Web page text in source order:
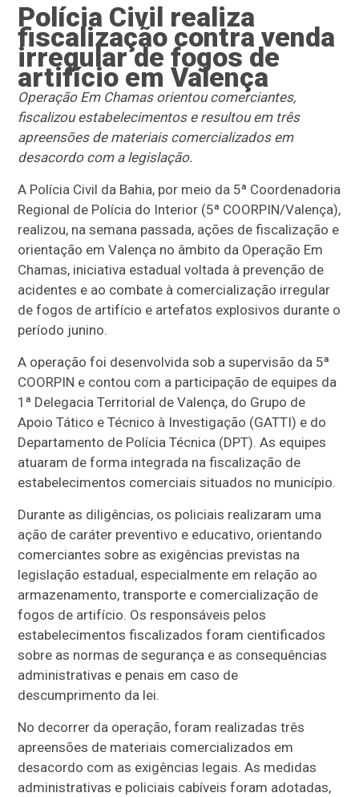
Polícia Civil realiza
fiscalização contra venda
irregular de fogos de
artifício em Valença
Operação Em Chamas orientou comerciantes,
fiscalizou estabelecimentos e resultou em três
apreensões de materiais comercializados em
desacordo com a legislação.
A Polícia Civil da Bahia, por meio da 5ª Coordenadoria
Regional de Polícia do Interior (5ª COORPIN/Valença),
realizou, na semana passada, ações de fiscalização e
orientação em Valença no âmbito da Operação Em
Chamas, iniciativa estadual voltada à prevenção de
acidentes e ao combate à comercialização irregular
de fogos de artifício e artefatos explosivos durante o
período junino.
A operação foi desenvolvida sob a supervisão da 5ª
COORPIN e contou com a participação de equipes da
1ª Delegacia Territorial de Valença, do Grupo de
Apoio Tático e Técnico à Investigação (GATTI) e do
Departamento de Polícia Técnica (DPT). As equipes
atuaram de forma integrada na fiscalização de
estabelecimentos comerciais situados no município.
Durante as diligências, os policiais realizaram uma
ação de caráter preventivo e educativo, orientando
comerciantes sobre as exigências previstas na
legislação estadual, especialmente em relação ao
armazenamento, transporte e comercialização de
fogos de artifício. Os responsáveis pelos
estabelecimentos fiscalizados foram cientificados
sobre as normas de segurança e as consequências
administrativas e penais em caso de
descumprimento da lei.
No decorrer da operação, foram realizadas três
apreensões de materiais comercializados em
desacordo com as exigências legais. As medidas
administrativas e policiais cabíveis foram adotadas,